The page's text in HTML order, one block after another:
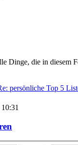
Dinge, die in diesem
persönliche Top 5